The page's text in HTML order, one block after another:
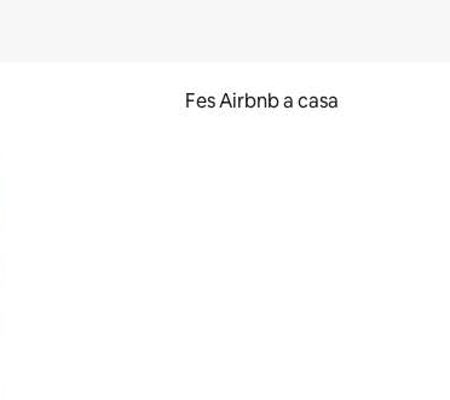
Fes Airbnb a casa